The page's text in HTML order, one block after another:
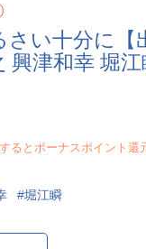
さい十分に【
興津和幸 堀江
るとボーナスポイント還
堀江瞬